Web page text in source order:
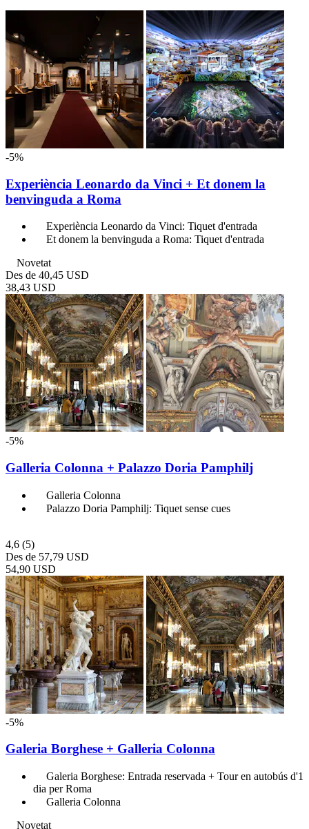
-5%
Experiència Leonardo da Vinci + Et donem la
benvinguda a Roma
Experiència Leonardo da Vinci: Tiquet d'entrada
Et donem la benvinguda a Roma: Tiquet d'entrada
Novetat
Des de 40,45 USD
38,43 USD
-5%
Galleria Colonna + Palazzo Doria Pamphilj
Galleria Colonna
Palazzo Doria Pamphilj: Tiquet sense cues
4,6 (5)
Des de 57,79 USD
54,90 USD
-5%
Galeria Borghese + Galleria Colonna
Galeria Borghese: Entrada reservada + Tour en autobús d'1
dia per Roma
Galleria Colonna
Novetat